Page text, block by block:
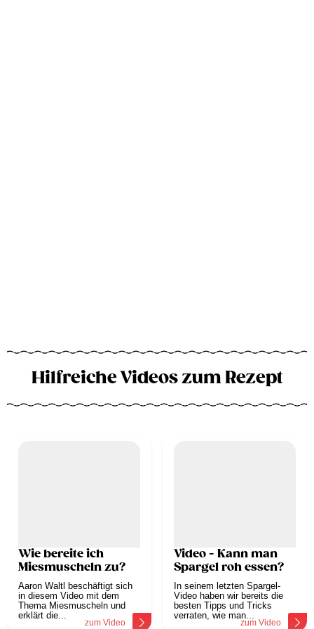
Hilfreiche Videos zum Rezept
Wie bereite ich
Miesmuscheln zu?
Aaron Waltl beschäftigt sich
in diesem Video mit dem
Thema Miesmuscheln und
erklärt die...
zum Video
Video - Kann man
Spargel roh essen?
In seinem letzten Spargel-
Video haben wir bereits die
besten Tipps und Tricks
verraten, wie man...
zum Video